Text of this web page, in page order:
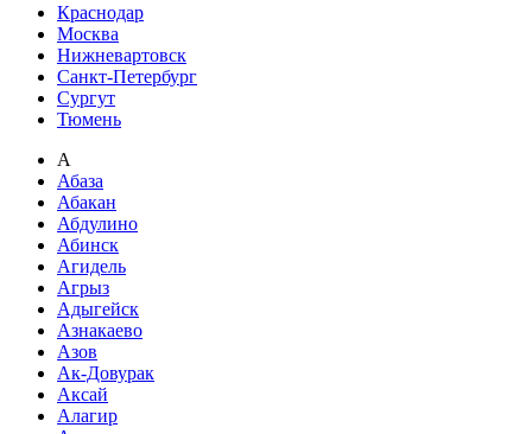
Краснодар
Москва
Нижневартовск
Санкт-Петербург
Сургут
Тюмень
А
Абаза
Абакан
Абдулино
Абинск
Агидель
Агрыз
Адыгейск
Азнакаево
Азов
Ак-Довурак
Аксай
Алагир